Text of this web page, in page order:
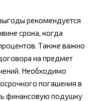
рекомендуется
срока, когда
Также важно
на предмет
Необходимо
погашения в
финансовую подушку